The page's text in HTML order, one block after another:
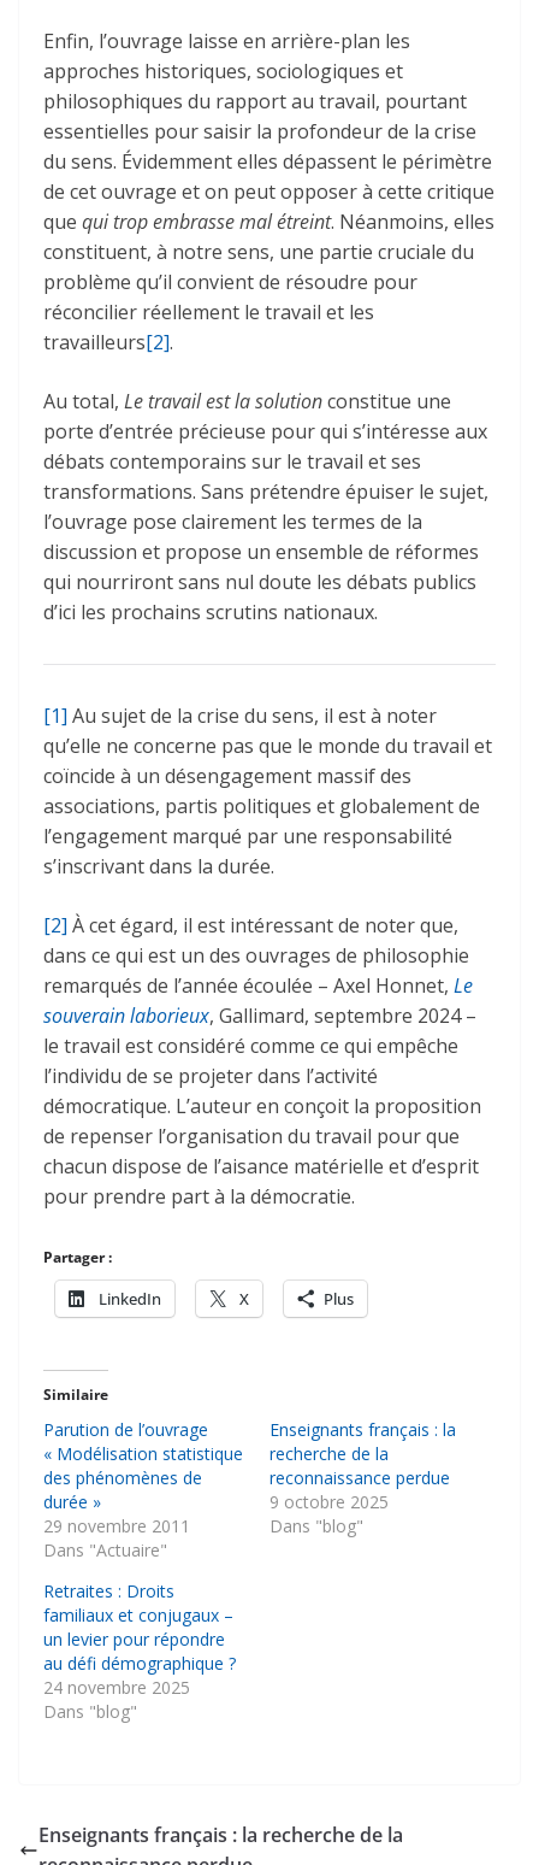
Enfin, l’ouvrage laisse en arrière-plan les
approches historiques, sociologiques et
philosophiques du rapport au travail, pourtant
essentielles pour saisir la profondeur de la crise
du sens. Évidemment elles dépassent le périmètre
de cet ouvrage et on peut opposer à cette critique
que qui trop embrasse mal étreint. Néanmoins, elles
constituent, à notre sens, une partie cruciale du
problème qu’il convient de résoudre pour
réconcilier réellement le travail et les
travailleurs[2].
Au total, Le travail est la solutionconstitue une
porte d’entrée précieuse pour qui s’intéresse aux
débats contemporains sur le travail et ses
transformations. Sans prétendre épuiser le sujet,
l’ouvrage pose clairement les termes de la
discussion et propose un ensemble de réformes
qui nourriront sans nul doute les débats publics
d’ici les prochains scrutins nationaux.
[1] Au sujet de la crise du sens, il est à noter
qu’elle ne concerne pas que le monde du travail et
coïncide à un désengagement massif des
associations, partis politiques et globalement de
l’engagement marqué par une responsabilité
s’inscrivant dans la durée.
[2] À cet égard, il est intéressant de noter que,
dans ce qui est un des ouvrages de philosophie
remarqués de l’année écoulée – Axel Honnet, Le
souverain laborieux, Gallimard, septembre 2024 –
le travail est considéré comme ce qui empêche
l’individu de se projeter dans l’activité
démocratique. L’auteur en conçoit la proposition
de repenser l’organisation du travail pour que
chacun dispose de l’aisance matérielle et d’esprit
pour prendre part à la démocratie.
Partager :
LinkedIn X Plus
Similaire
Parution de l’ouvrage
« Modélisation statistique
des phénomènes de
durée »
29 novembre 2011
Dans "Actuaire"
Enseignants français : la
recherche de la
reconnaissance perdue
9 octobre 2025
Dans "blog"
Retraites : Droits
familiaux et conjugaux –
un levier pour répondre
au défi démographique ?
24 novembre 2025
Dans "blog"
Enseignants français : la recherche de la